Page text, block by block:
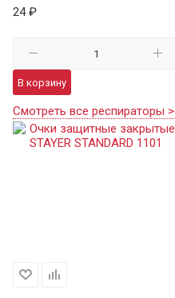
24 ₽
В корзину
Смотреть все респираторы >